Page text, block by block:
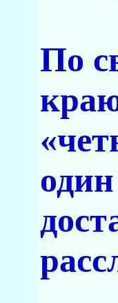
По